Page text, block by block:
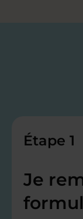
Étape 1
Je